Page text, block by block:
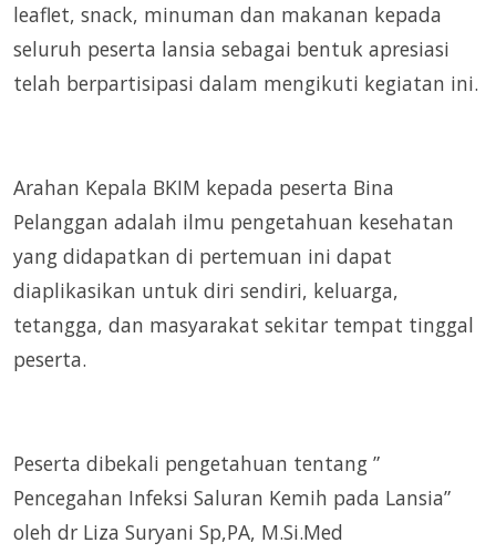
leaflet, snack, minuman dan makanan kepada
seluruh peserta lansia sebagai bentuk apresiasi
telah berpartisipasi dalam mengikuti kegiatan ini.
Arahan Kepala BKIM kepada peserta Bina
Pelanggan adalah ilmu pengetahuan kesehatan
yang didapatkan di pertemuan ini dapat
diaplikasikan untuk diri sendiri, keluarga,
tetangga, dan masyarakat sekitar tempat tinggal
peserta.
Peserta dibekali pengetahuan tentang ”
Pencegahan Infeksi Saluran Kemih pada Lansia”
oleh dr Liza Suryani Sp,PA, M.Si.Med